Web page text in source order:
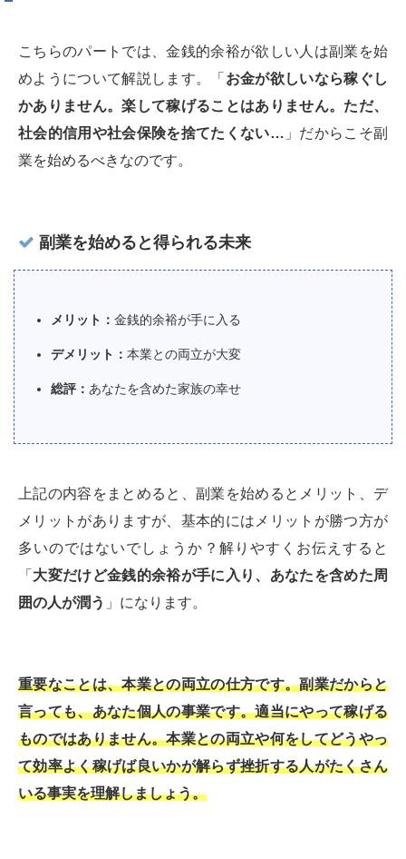
こちらのパートでは、金銭的余裕が欲しい人は副業を始
めようについて解説します。「 お金が欲しいなら稼ぐし
かありません。楽して稼げることはありません。ただ、
社会的信用や社会保険を捨てたくない… 」だからこそ副
業を始めるべきなのです。
副業を始めると得られる未来
メリット： 金銭的余裕が手に入る
デメリット： 本業との両立が大変
総評： あなたを含めた家族の幸せ
上記の内容をまとめると、副業を始めるとメリット、デ
メリットがありますが、基本的にはメリットが勝つ方が
多いのではないでしょうか？解りやすくお伝えすると
「 大変だけど金銭的余裕が手に入り、あなたを含めた周
囲の人が潤う 」になります。
重要なことは、本業との両立の仕方です。副業だからと
言っても、あなた個人の事業です。適当にやって稼げる
ものではありません。本業との両立や何をしてどうやっ
て効率よく稼げば良いかが解らず挫折する人がたくさん
いる事実を理解しましょう。